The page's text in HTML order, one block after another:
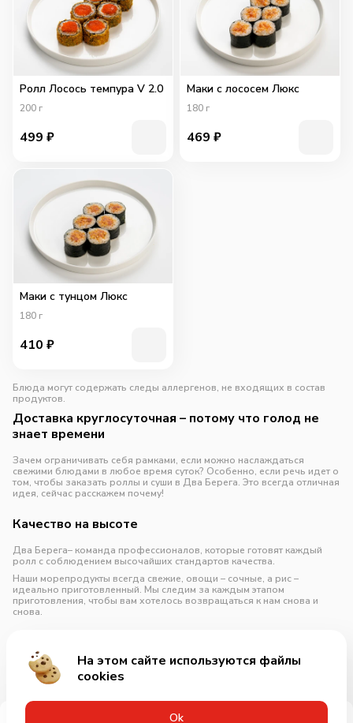
Ролл Лосось темпура V 2.0
200 г
499 ₽
Маки с лососем Люкс
180 г
469 ₽
Маки с тунцом Люкс
180 г
410 ₽
Блюда могут содержать следы аллергенов, не входящих в состав
продуктов.
Доставка круглосуточная – потому что голод не
знает времени
Зачем ограничивать себя рамками, если можно наслаждаться
свежими блюдами в любое время суток? Особенно, если речь идет о
том, чтобы заказать роллы и суши в Два Берега. Это всегда отличная
идея, сейчас расскажем почему!
Качество на высоте
Два Берега– команда профессионалов, которые готовят каждый
ролл с соблюдением высочайших стандартов качества.
Наши морепродукты всегда свежие, овощи – сочные, а рис –
идеально приготовленный. Мы следим за каждым этапом
приготовления, чтобы вам хотелось возвращаться к нам снова и
снова.
Развернуть
На этом сайте используются файлы
cookies
Оk